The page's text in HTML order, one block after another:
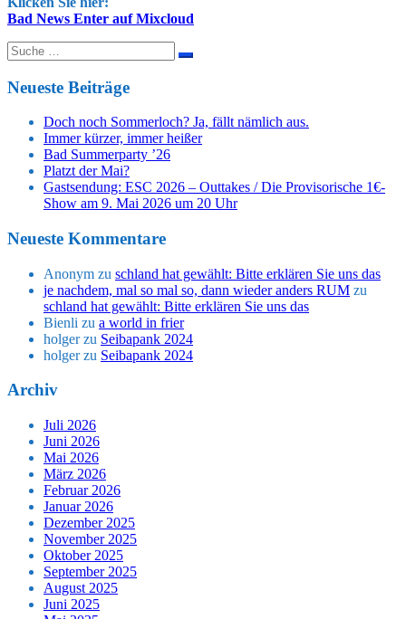
Bad News Enter auf Mixcloud
Suche
nach:
Neueste Beiträge
Doch noch Sommerloch? Ja, fällt nämlich aus.
Immer kürzer, immer heißer
Bad Summerparty ’26
Platzt der Mai?
Gastsendung: ESC 2026 – Outtakes / Die Provisorische 1€-
Show am 9. Mai 2026 um 20 Uhr
Neueste Kommentare
Anonym zu schland hat gewählt: Bitte erklären Sie uns das
je nachdem, mal so mal so, dann wieder anders RUM zu
schland hat gewählt: Bitte erklären Sie uns das
Bienli zu a world in frier
holgerzu Seibapank 2024
holgerzu Seibapank 2024
Archiv
Juli 2026
Juni 2026
Mai 2026
März 2026
Februar 2026
Januar 2026
Dezember 2025
November 2025
Oktober 2025
September 2025
August 2025
Juni 2025